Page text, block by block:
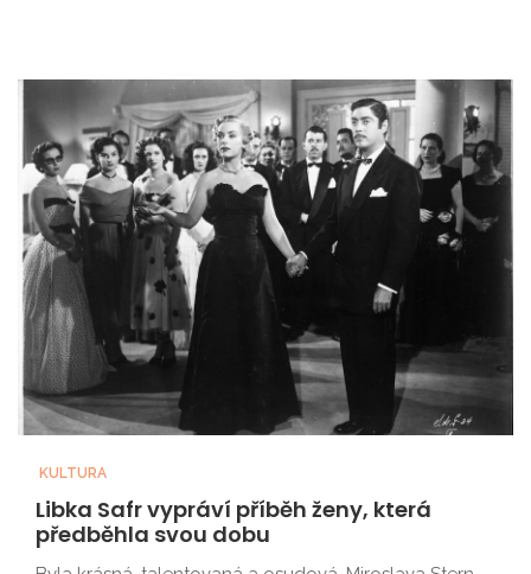
KULTURA
Libka Safr vypráví příběh ženy, která
předběhla svou dobu